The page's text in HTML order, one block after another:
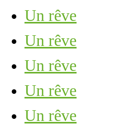
Un rêve
Un rêve
Un rêve
Un rêve
Un rêve